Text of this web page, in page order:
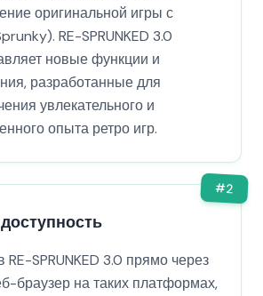
оригинальной игры с
RE-SPRUNKED 3.0
новые функции и
разработанные для
увлекательного и
опыта ретро игр.
#2
RE-SPRUNKED 3.0 прямо через
браузер на таких платформах,